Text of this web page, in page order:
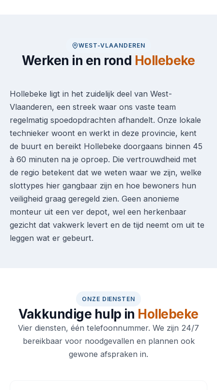
WEST-VLAANDEREN
Werken in en rond Hollebeke
Hollebeke ligt in het zuidelijk deel van West-
Vlaanderen, een streek waar ons vaste team
regelmatig spoedopdrachten afhandelt. Onze lokale
technieker woont en werkt in deze provincie, kent
de buurt en bereikt Hollebeke doorgaans binnen 45
à 60 minuten na je oproep. Die vertrouwdheid met
de regio betekent dat we weten waar we zijn, welke
slottypes hier gangbaar zijn en hoe bewoners hun
veiligheid graag geregeld zien. Geen anonieme
monteur uit een ver depot, wel een herkenbaar
gezicht dat vakwerk levert en de tijd neemt om uit te
leggen wat er gebeurt.
ONZE DIENSTEN
Vakkundige hulp in Hollebeke
Vier diensten, één telefoonnummer. We zijn 24/7
bereikbaar voor noodgevallen en plannen ook
gewone afspraken in.